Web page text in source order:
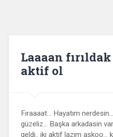
Laaaan fırıldak
aktif ol
Fıraaaat… Hayatım
güzeliz… Başka arkadasin
geldi.. iki aktif lazım aşkoo…